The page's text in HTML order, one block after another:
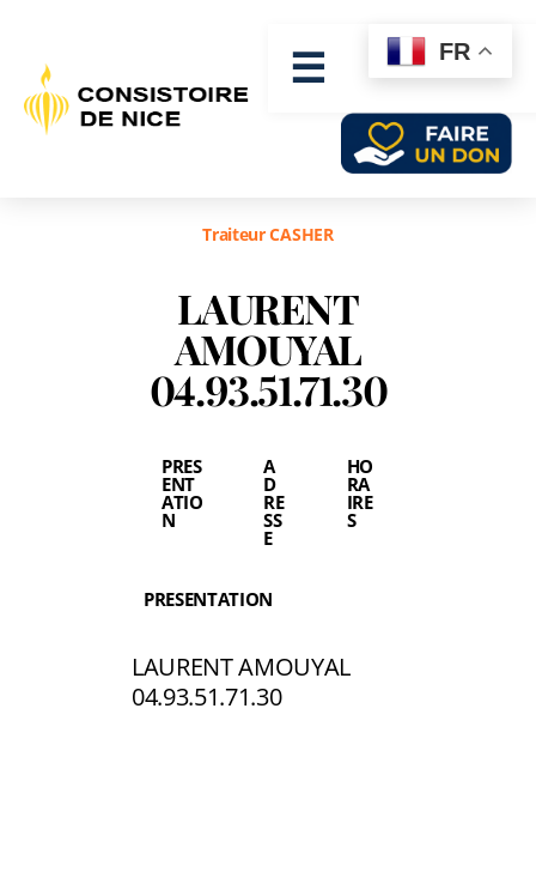
☰
Traiteur CASHER
LAURENT
AMOUYAL
04.93.51.71.30
PRES
ENT
ATIO
N
A
D
RE
SS
E
HO
RA
IRE
S
PRESENTATION
LAURENT AMOUYAL
04.93.51.71.30
FR